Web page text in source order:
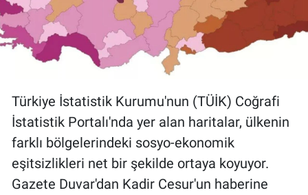
Türkiye İstatistik Kurumu'nun (TÜİK) Coğrafi
İstatistik Portalı'nda yer alan haritalar, ülkenin
farklı bölgelerindeki sosyo-ekonomik
eşitsizlikleri net bir şekilde ortaya koyuyor.
Gazete Duvar'dan Kadir Cesur'un haberine